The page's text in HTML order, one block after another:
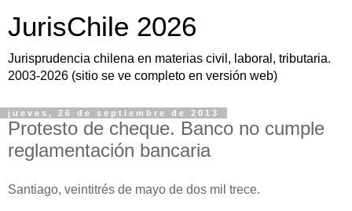
JurisChile 2026
Jurisprudencia chilena en materias civil, laboral, tributaria.
2003-2026 (sitio se ve completo en versión web)
jueves, 26 de septiembre de 2013
Protesto de cheque. Banco no cumple
reglamentación bancaria
Santiago, veintitrés de mayo de dos mil trece.